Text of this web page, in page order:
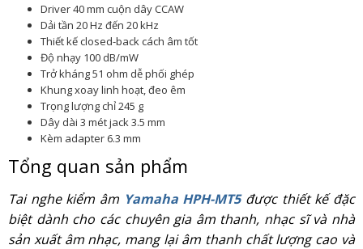
Driver 40 mm cuộn dây CCAW
Dải tần 20 Hz đến 20 kHz
Thiết kế closed-back cách âm tốt
Độ nhạy 100 dB/mW
Trở kháng 51 ohm dễ phối ghép
Khung xoay linh hoạt, đeo êm
Trọng lượng chỉ 245 g
Dây dài 3 mét jack 3.5 mm
Kèm adapter 6.3 mm
Tổng quan sản phẩm
Tai nghe kiểm âm Yamaha HPH-MT5được thiết kế đặc
biệt dành cho các chuyên gia âm thanh, nhạc sĩ và nhà
sản xuất âm nhạc, mang lại âm thanh chất lượng cao và